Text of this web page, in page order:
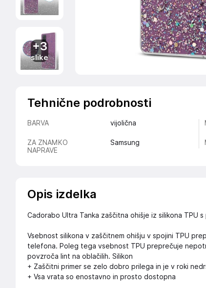
+3
slike
Tehnične podrobnosti
BARVA vijolična
ZA ZNAMKO
NAPRAVE
Samsung
Opis izdelka
Cadorabo Ultra Tanka zaščitna ohišje iz silikona TPU
Vsebnost silikona v zaščitnem ohišju v spojini TPU
telefona. Poleg tega vsebnost TPU preprečuje
povzroča lint na oblačilih. Silikon
+ Zaščitni primer se zelo dobro prilega in je v roki
+ Vsa vrata so enostavno in prosto dostopna